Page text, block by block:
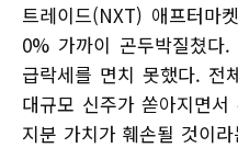
트레이드(NXT) 애프터마
0% 가까이 곤두박질쳤다
급락세를 면치 못했다. 전
대규모 신주가 쏟아지면
지분 가치가 훼손될 것이